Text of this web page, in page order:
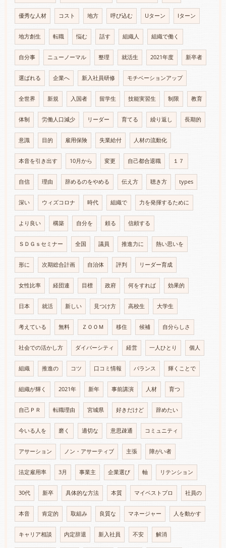
優秀な人材 コスト 地方 呼び込む Uターン Iターン
地方創生 転職 悩む 話す 組織人 組織で働く
自分事 ニューノーマル 整理 就活生 2021年度 新卒者
選ばれる 企業へ 新入社員研修 モチベーションアップ
全世界 新規 入国者 留学生 技能実習生 制限 教育
体制 労働人口減少 リーダー 育てる 繰り返し 長期的
意識 目的 雇用保険 失業給付 人材の流動化
本音を引き出す 10月から 変更 自己都合退職 １７
自信 理由 辞めるのをやめる 伝え方 聴き方 types
深い ウィズコロナ 時代 組織で 力を発揮するために
より良い 構築 自分を 頼る 信頼する
ＳＤＧｓセミナー 全国 議員 推進力に 熱い思いを
形に 次期総合計画 自治体 評判 リーダー育成
女性比率 経団連 目標 政府 何をすれば 効果的
日本 就活 新しい 見つけ方 高校生 大学生
考えている 無料 ＺＯＯＭ 移住 候補 自分らしさ
社会での活かし方 ダイバーシティ 経営 一人ひとり 個人
組織 推進の コツ 口コミ情報 バランス 輝くことで
組織が輝く 2021年 新年 事前講演 人材 育つ
自己ＰＲ 転職理由 宮城県 好きだけど 辞めたい
今いる人を 磨く 適切な 意思疎通 コミュニティ
アサーション ノン・アサーティブ 主張 障がい者
法定雇用率 3月 事業主 企業選び 軸 リテンション
30代 新卒 具体的な方法 本質 マイベストプロ 社員の
本音 肯定的 取組み 良質な マネージャー 人を動かす
キャリア相談 内定辞退 新入社員 不安 解消